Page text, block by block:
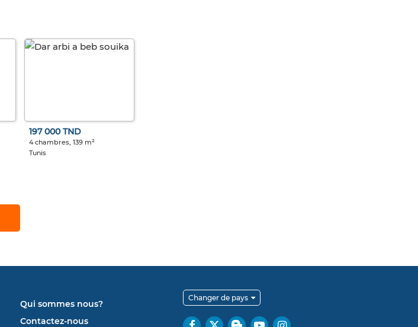
197 000 TND
4 chambres, 139 m²
Tunis
Qui sommes nous?
Contactez-nous
Changer de pays